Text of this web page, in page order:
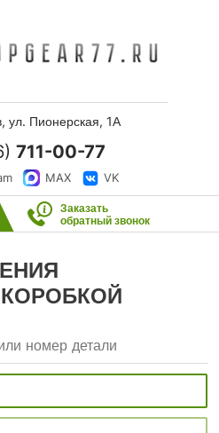
ул. Пионерская, 1А
711-00-77
MAX VK
Заказать
обратный звонок